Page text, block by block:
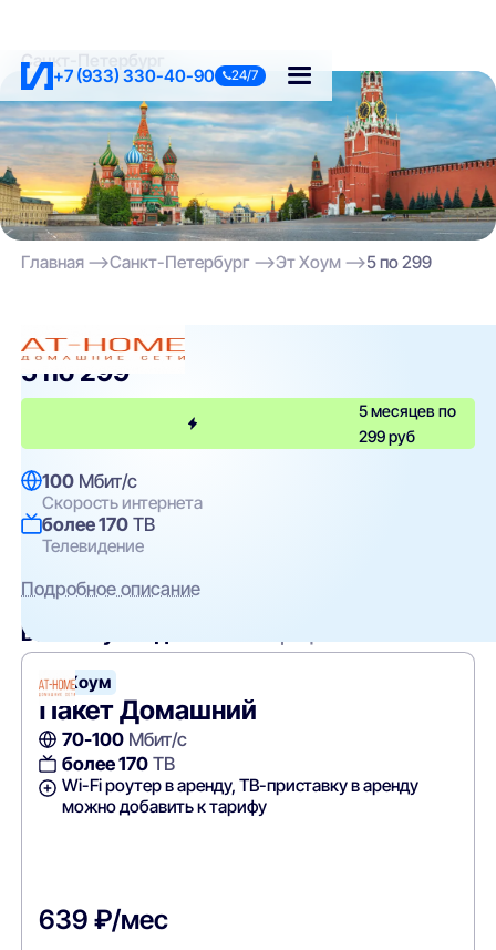
+7 (933) 330-40-90 24/7
Санкт-Петербург
Главная Санкт-Петербург Эт Хоум 5 по 299
Эт Хоум
5 по 299
5 месяцев по
299 руб
100 Мбит/с
Скорость интернета
более 170 ТВ
Телевидение
Подробное описание
Вам могут подойти
Эт Хоум
Пакет Домашний
70-100Мбит/с
более 170ТВ
Wi-Fi роутер в аренду, ТВ-приставку в аренду
можно добавить к тарифу
639 ₽/мес